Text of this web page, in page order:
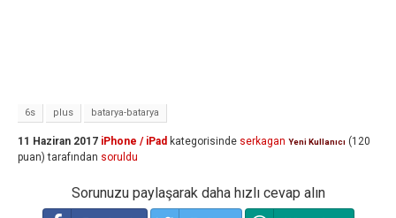
6s plus batarya-batarya
11 Haziran 2017 iPhone / iPad kategorisinde serkagan Yeni Kullanıcı (120
puan) tarafından soruldu
Sorunuzu paylaşarak daha hızlı cevap alın